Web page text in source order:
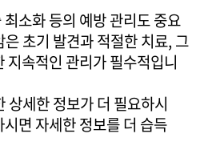
소화 등의 예방 관리도 중요
초기 발견과 적절한 치료, 그
지속적인 관리가 필수적입니
상세한 정보가 더 필요하시
면 자세한 정보를 더 습득